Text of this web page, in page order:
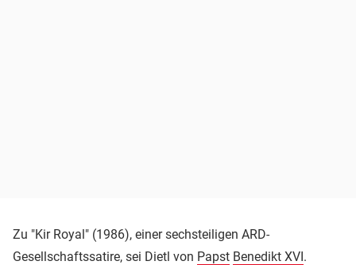
Zu "Kir Royal" (1986), einer sechsteiligen ARD-
Gesellschaftssatire, sei Dietl von Papst Benedikt XVI.